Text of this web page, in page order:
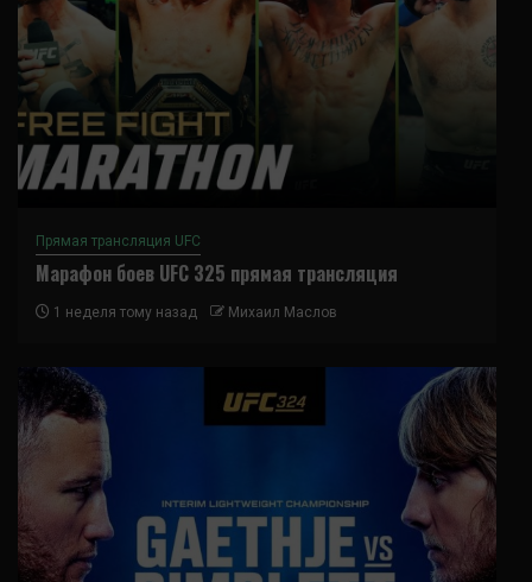
Прямая трансляция UFC
Марафон боев UFC 325 прямая трансляция
1 неделя тому назад Михаил Маслов